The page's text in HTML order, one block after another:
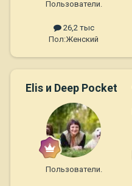
Пользователи.
26,2 тыс
Пол:Женский
Elis и Deep Pocket
Пользователи.